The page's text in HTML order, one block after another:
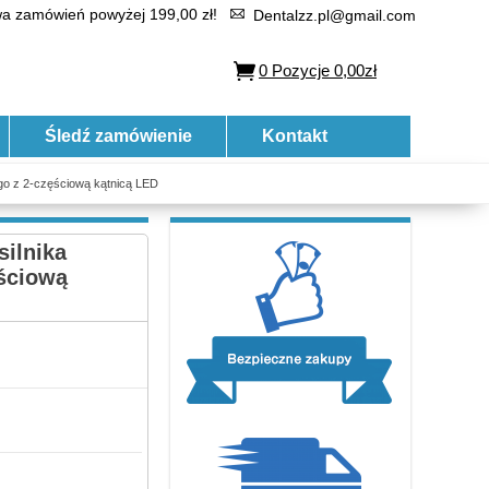
zamówień powyżej 199,00 zł! Dentalzz.pl@gmail.com
0 Pozycje 0,00zł
Śledź zamówienie Kontakt
z 2-częściową kątnicą LED